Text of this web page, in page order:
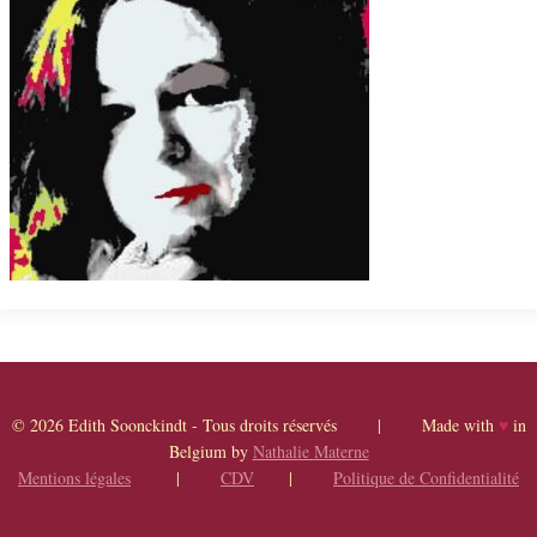
© 2026 Edith Soonckindt - Tous droits réservés | Made with ♥in
Belgium by Nathalie Materne
Mentions légales | CDV | Politique de Confidentialité